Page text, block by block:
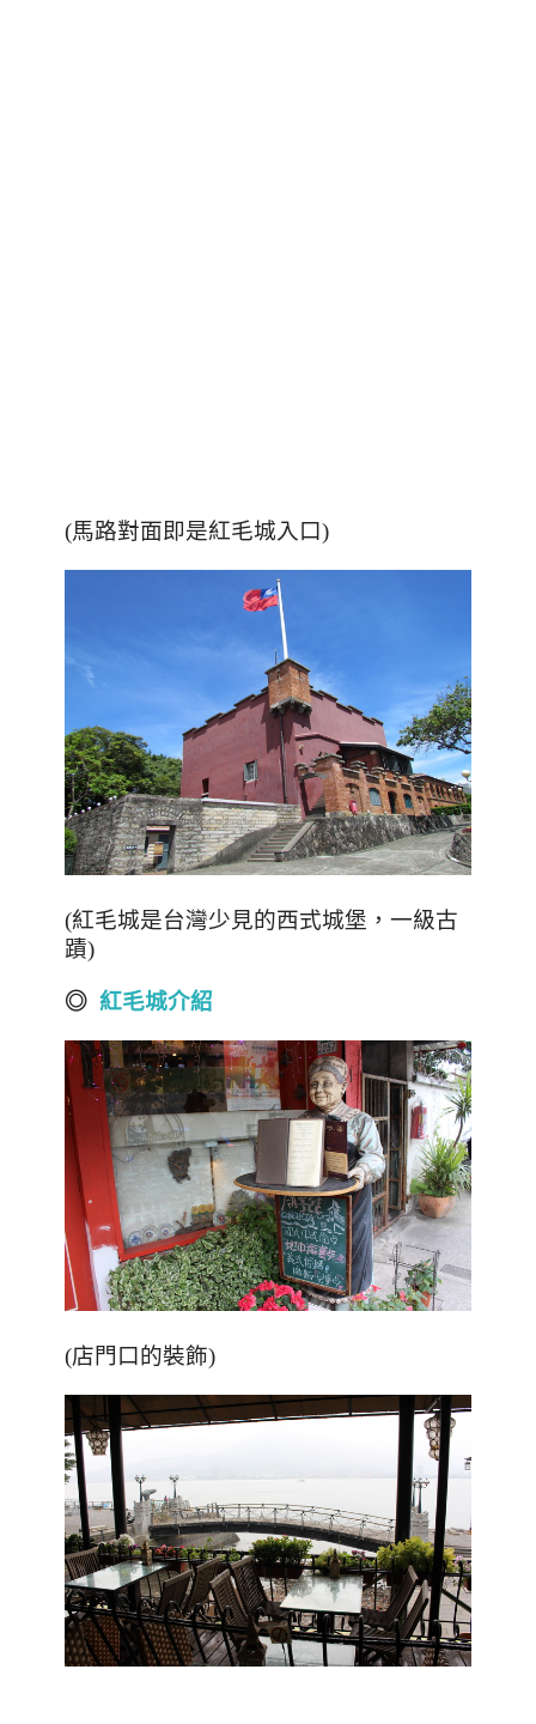
(馬路對面即是紅毛城入口)
(紅毛城是台灣少見的西式城堡，一級古
蹟)
◎ 紅毛城介紹
(店門口的裝飾)